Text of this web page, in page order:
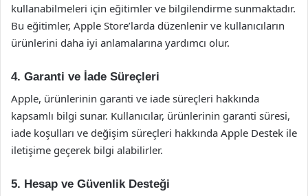
kullanabilmeleri için eğitimler ve bilgilendirme sunmaktadır.
Bu eğitimler, Apple Store’larda düzenlenir ve kullanıcıların
ürünlerini daha iyi anlamalarına yardımcı olur.
4. Garanti ve İade Süreçleri
Apple, ürünlerinin garanti ve iade süreçleri hakkında
kapsamlı bilgi sunar. Kullanıcılar, ürünlerinin garanti süresi,
iade koşulları ve değişim süreçleri hakkında Apple Destek ile
iletişime geçerek bilgi alabilirler.
5. Hesap ve Güvenlik Desteği